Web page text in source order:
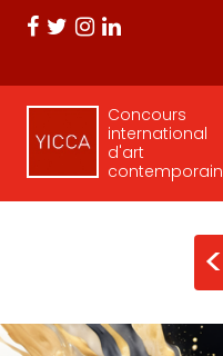
Concours
international
d'art
contemporain
<